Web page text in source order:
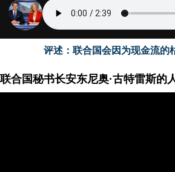
评述：联合国会因为现金流的
联合国秘书长安东尼奥·古特雷斯的